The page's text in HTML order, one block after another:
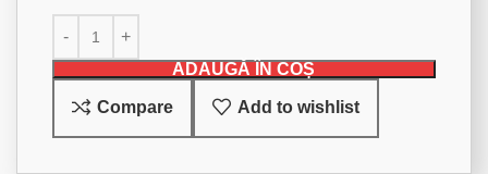
ADAUGĂ ÎN COȘ
Compare Add to wishlist